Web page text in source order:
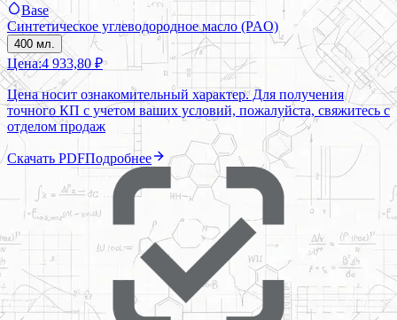
Base
Синтетическое углеводородное масло (PAO)
400 мл.
Цена:4 933,80 ₽
Цена носит ознакомительный характер. Для получения
точного КП с учетом ваших условий, пожалуйста, свяжитесь с
отделом продаж
Скачать PDFПодробнее